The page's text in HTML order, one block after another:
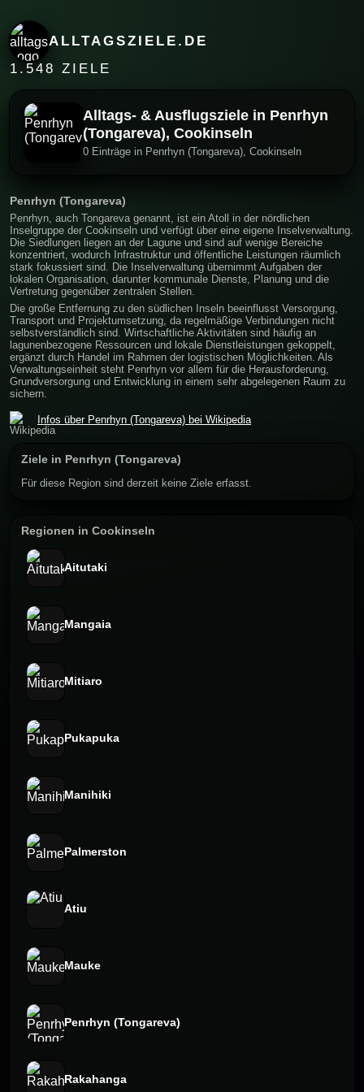
ALLTAGSZIELE.DE
1.548 ZIELE
Alltags- & Ausflugsziele in Penrhyn
(Tongareva), Cookinseln
0 Einträge in Penrhyn (Tongareva), Cookinseln
Penrhyn (Tongareva)
Penrhyn, auch Tongareva genannt, ist ein Atoll in der nördlichen
Inselgruppe der Cookinseln und verfügt über eine eigene Inselverwaltung.
Die Siedlungen liegen an der Lagune und sind auf wenige Bereiche
konzentriert, wodurch Infrastruktur und öffentliche Leistungen räumlich
stark fokussiert sind. Die Inselverwaltung übernimmt Aufgaben der
lokalen Organisation, darunter kommunale Dienste, Planung und die
Vertretung gegenüber zentralen Stellen.
Die große Entfernung zu den südlichen Inseln beeinflusst Versorgung,
Transport und Projektumsetzung, da regelmäßige Verbindungen nicht
selbstverständlich sind. Wirtschaftliche Aktivitäten sind häufig an
lagunenbezogene Ressourcen und lokale Dienstleistungen gekoppelt,
ergänzt durch Handel im Rahmen der logistischen Möglichkeiten. Als
Verwaltungseinheit steht Penrhyn vor allem für die Herausforderung,
Grundversorgung und Entwicklung in einem sehr abgelegenen Raum zu
sichern.
Infos über Penrhyn (Tongareva) bei Wikipedia
Ziele in Penrhyn (Tongareva)
Für diese Region sind derzeit keine Ziele erfasst.
Regionen in Cookinseln
Aitutaki
Mangaia
Mitiaro
Pukapuka
Manihiki
Palmerston
Atiu
Mauke
Penrhyn (Tongareva)
Rakahanga